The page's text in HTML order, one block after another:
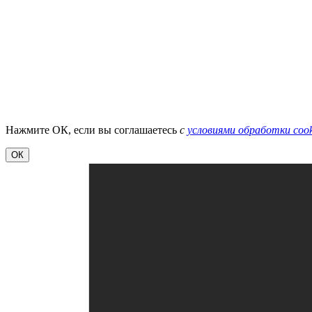
Нажмите ОК, если вы соглашаетесь с условиями обработки
ОК